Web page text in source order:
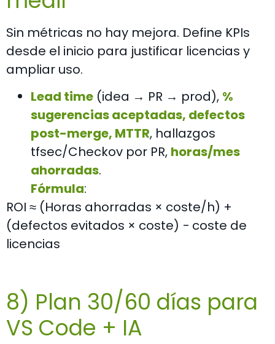
Sin métricas no hay mejora. Define KPIs
desde el inicio para justificar licencias y
ampliar uso.
Lead time (idea → PR → prod), %
sugerencias aceptadas, defectos
post-merge, MTTR, hallazgos
tfsec/Checkov por PR, horas/mes
ahorradas.
Fórmula:
ROI ≈ (Horas ahorradas × coste/h) +
(defectos evitados × coste) − coste de
licencias
8) Plan 30/60 días para
VS Code + IA